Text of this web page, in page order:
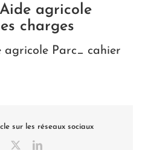
agricole
charges
agricole Parc_ cahier
sur les réseaux sociaux
Facebook LinkedIn